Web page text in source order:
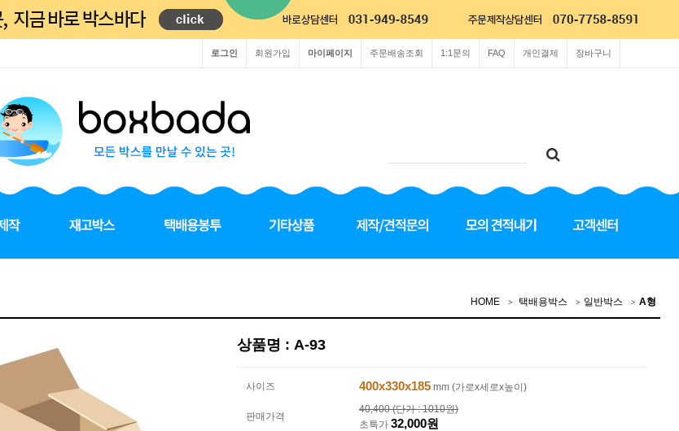
장바구니
개인결제
FAQ
1:1문의
주문배송조회
마이페이지
회원가입
로그인
HOME 택배용박스 일반박스 A형
상품명 : A-93
사이즈 400x330x185 mm (가로x세로x높이)
판매가격
40,400 (단가 : 1010원)
초특가 32,000원